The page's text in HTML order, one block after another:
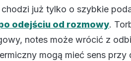
chodzi już tylko o szybkie
odejściu od rozmowy.
notes może wrócić z
mogą mieć sens przy